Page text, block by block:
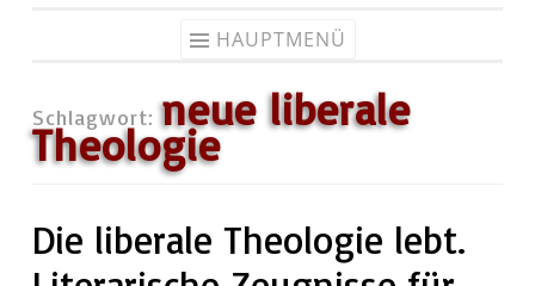
HAUPTMENÜ
Schlagwort: neue liberale
Theologie
Die liberale Theologie lebt.